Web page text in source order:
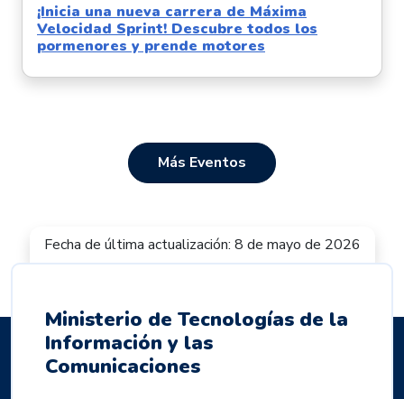
¡Inicia una nueva carrera de Máxima
Velocidad Sprint! Descubre todos los
pormenores y prende motores
Más Eventos
Fecha de última actualización: 8 de mayo de 2026
Ministerio de Tecnologías de la
Información y las
Comunicaciones